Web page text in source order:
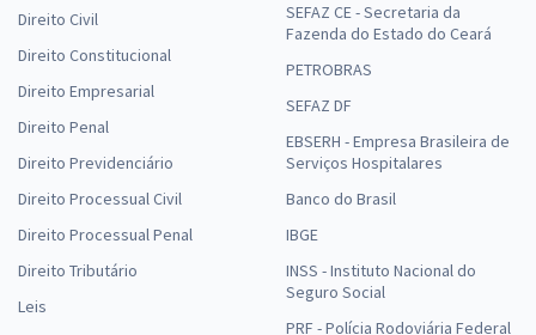
Direito Civil
Direito Constitucional
Direito Empresarial
Direito Penal
Direito Previdenciário
Direito Processual Civil
Direito Processual Penal
Direito Tributário
Leis
SEFAZ CE - Secretaria da
Fazenda do Estado do Ceará
PETROBRAS
SEFAZ DF
EBSERH - Empresa Brasileira de
Serviços Hospitalares
Banco do Brasil
IBGE
INSS - Instituto Nacional do
Seguro Social
PRF - Polícia Rodoviária Federal